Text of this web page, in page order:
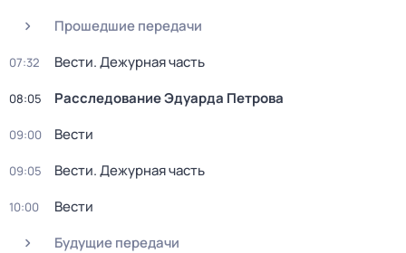
Прошедшие передачи
07:32 Вести. Дежурная часть
08:05 Расследование Эдуарда Петрова
09:00 Вести
09:05 Вести. Дежурная часть
10:00
Вести
Будущие передачи